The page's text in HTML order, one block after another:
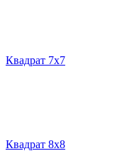
Квадрат 7х7
Квадрат 8х8